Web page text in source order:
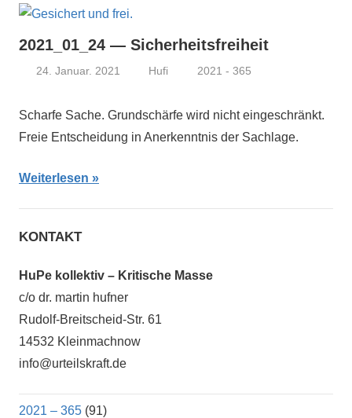
2021_01_24 — Sicherheitsfreiheit
24. Januar. 2021 Hufi 2021 - 365
Scharfe Sache. Grundschärfe wird nicht eingeschränkt.
Freie Entscheidung in Anerkenntnis der Sachlage.
Weiterlesen
KONTAKT
HuPe kollektiv – Kritische Masse
c/o dr. martin hufner
Rudolf-Breitscheid-Str. 61
14532 Kleinmachnow
info@urteilskraft.de
2021 – 365 (91)